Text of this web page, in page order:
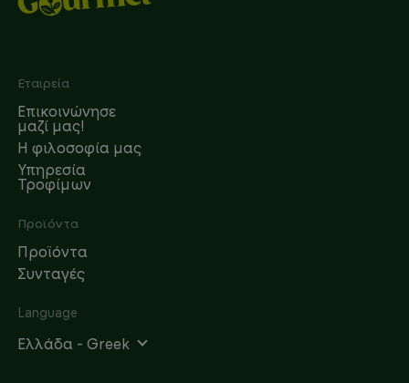
Footer
Εταιρεία
Επικοινώνησε
μαζί μας!
Η φιλοσοφία μας
Υπηρεσία
Τροφίμων
Προϊόντα
Προϊόντα
Συνταγές
Language
Ελλάδα - Greek